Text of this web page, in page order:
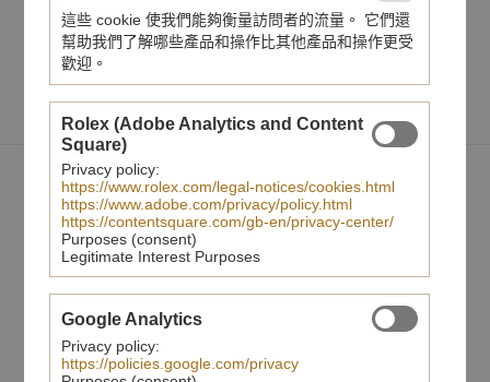
分享至
您可能也會喜歡
這些 cookie 使我們能夠衡量訪問者的流量。 它們還
幫助我們了解哪些產品和操作比其他產品和操作更受
歡迎。
Rolex (Adobe Analytics and Content
Square)
Privacy policy:
https://www.rolex.com/legal-notices/cookies.html
https://www.adobe.com/privacy/policy.html
https://contentsquare.com/gb-en/privacy-center/
Purposes (consent)
Legitimate Interest Purposes
Google Analytics
Privacy policy:
https://policies.google.com/privacy